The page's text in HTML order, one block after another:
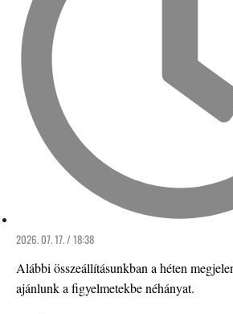
2026. 07. 17. / 18:38
Alábbi összeállításunkban a héten
ajánlunk a figyelmetekbe néhányat.